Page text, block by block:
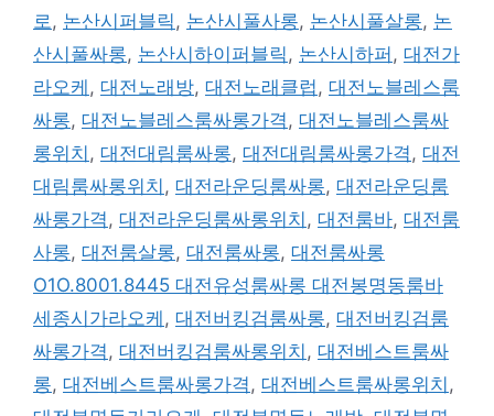
로 , 논산시퍼블릭 , 논산시풀사롱, 논산시풀살롱, 논
산시풀싸롱, 논산시하이퍼블릭 , 논산시하퍼 , 대전가
라오케 , 대전노래방, 대전노래클럽 , 대전노블레스룸
싸롱, 대전노블레스룸싸롱가격 , 대전노블레스룸싸
롱위치 , 대전대림룸싸롱, 대전대림룸싸롱가격 , 대전
대림룸싸롱위치 , 대전라운딩룸싸롱, 대전라운딩룸
싸롱가격 , 대전라운딩룸싸롱위치 , 대전룸바, 대전룸
사롱, 대전룸살롱, 대전룸싸롱, 대전룸싸롱
O1O.8001.8445 대전유성룸싸롱 대전봉명동룸바
세종시가라오케 , 대전버킹검룸싸롱, 대전버킹검룸
싸롱가격 , 대전버킹검룸싸롱위치 , 대전베스트룸싸
롱, 대전베스트룸싸롱가격 , 대전베스트룸싸롱위치 ,